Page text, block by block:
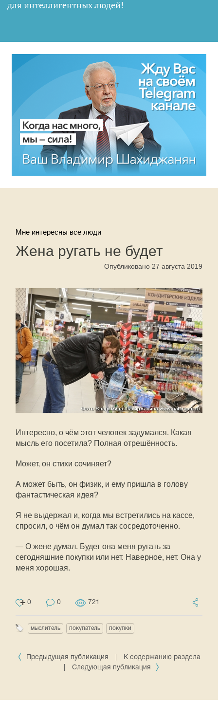
для интеллигентных людей!
Мне интересны все люди
Жена ругать не будет
Опубликовано 27 августа 2019
Интересно, о чём этот человек задумался. Какая
мысль его посетила? Полная отрешённость.
Может, он стихи сочиняет?
А может быть, он физик, и ему пришла в голову
фантастическая идея?
Я не выдержал и, когда мы встретились на кассе,
спросил, о чём он думал так сосредоточенно.
— О жене думал. Будет она меня ругать за
сегодняшние покупки или нет. Наверное, нет. Она у
меня хорошая.
0 0 721
мыслитель покупатель покупки
Предыдущая публикация
К содержанию раздела
Следующая публикация